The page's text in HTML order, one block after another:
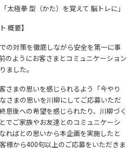
太極拳 型（かた）を覚えて 脳トレに」
概要】
の対策を徹底しながら安全を第一に事
のようにお客さまとコミュニケーション
ました。
さまの思いを感じられるよう「今やり
さまの思いを川柳にしてご応募いただ
息後への希望を感じられたり、川柳づく
でご家族やお友達とのコミュニケーシ
ればとの思いから本企画を実施したと
様から400句以上のご応募をいただきま